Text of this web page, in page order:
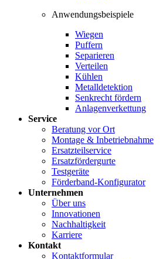
Anwendungsbeispiele
Wiegen
Puffern
Separieren
Verteilen
Kühlen
Metalldetektion
Senkrecht fördern
Anlagenverkettung
Service
Beratung vor Ort
Montage & Inbetriebnahme
Ersatzteilservice
Ersatzfördergurte
Testgeräte
Förderband-Konfigurator
Unternehmen
Über uns
Innovationen
Nachhaltigkeit
Karriere
Kontakt
Kontaktformular